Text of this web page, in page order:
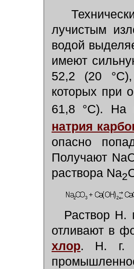
лучистым
водой
имеют
52,2 (20 °С),
которых при
61,8 °С). На
натрия
опасно
Получают
раствора Na2
Раствор Н.
отливают в
хлор. Н. г. —